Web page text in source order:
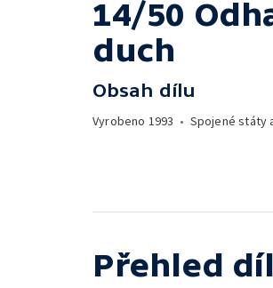
14/50
duch
Obsah dílu
Vyrobeno 1993 • Spojené státy
Přehled